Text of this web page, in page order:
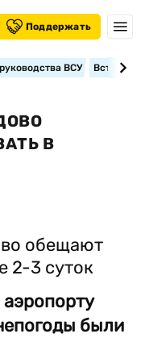
Поддержать
ВСУ
В
были